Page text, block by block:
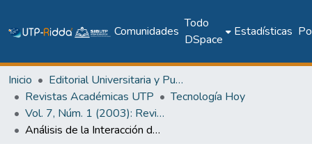
Comunidades
Todo
DSpace
Estadísticas
Inicio
Editorial Universitaria y Publicaciones Seriadas
Revistas Académicas UTP
Tecnología Hoy
Vol. 7, Núm. 1 (2003): Revista Tecnología Hoy
Análisis de la Interacción de Grietas en Placas